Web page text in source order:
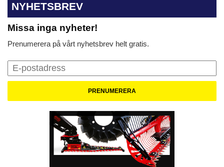
NYHETSBREV
Missa inga nyheter!
Prenumerera på vårt nyhetsbrev helt gratis.